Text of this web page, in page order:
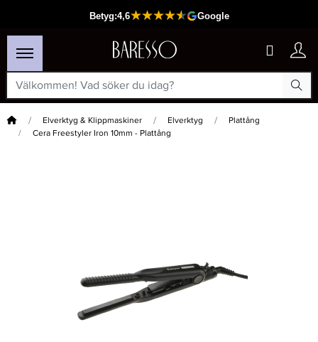
Hem Elverktyg & Klippmaskiner Elverktyg
Plattång
Cera Freestyler Iron 10mm - Plattång